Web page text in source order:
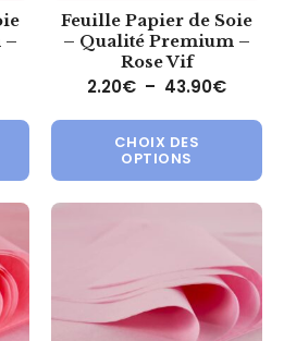
–
de prix : 2.20€ à 43.90€
Ce produit a plusieurs
Feuille Papier de Soie
– Qualité Premium –
Rose Vif
2.20€ – 43.90€Plage
CHOIX DES
OPTIONS